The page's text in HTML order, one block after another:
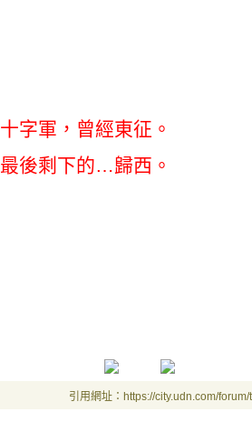
十字軍，曾經東征。
最後剩下的…歸西。
引用網址：https://city.udn.com/